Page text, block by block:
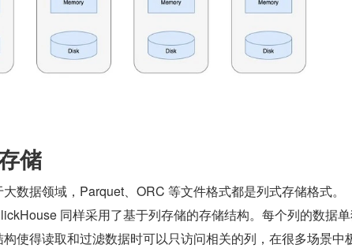
储
数据领域，Parquet、ORC 等文件格式都是列式存储格式。
同样采用了基于列存储的存储结构。每个列的数据
使得读取和过滤数据时可以只访问相关的列，在很多场景中